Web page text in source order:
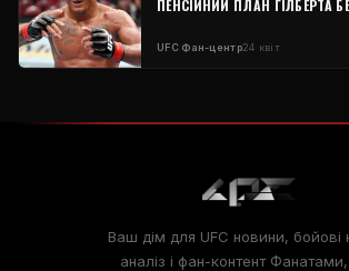
ПЕНСІЙНИЙ ПЛАН ГІЛБЕРТА
UFCФан-центр24 квіт
Ваш дім для UFC новини, бойові
аналіз і фан-контент